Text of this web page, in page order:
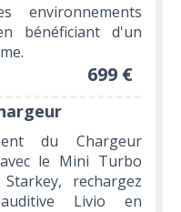
environnements
bénéficiant d'un
699 €
du Chargeur
le Mini Turbo
rechargez
Livio en